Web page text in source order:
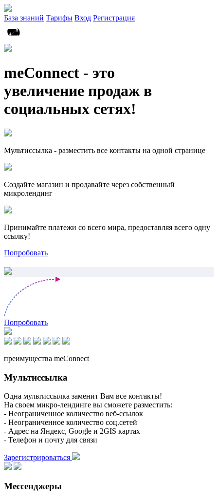
База знаний Тарифы Вход Регистрация
meConnect - это
увеличение продаж в
социальных сетях!
Мультиссылка - разместить все контакты на одной странице
Создайте магазин и продавайте через собственный
микролендинг
Принимайте платежи со всего мира, предоставляя всего одну
ссылку!
Попробовать
Попробовать
преимущества meConnect
Мультиссылка
Одна мультиссылка заменит Вам все контакты!
На своем микро-лендинге вы сможете разместить:
- Неограниченное количество веб-ссылок
- Неограниченное количество соц.сетей
- Адрес на Яндекс, Google и 2GIS картах
- Телефон и почту для связи
Зарегистрироваться
Мессенджеры